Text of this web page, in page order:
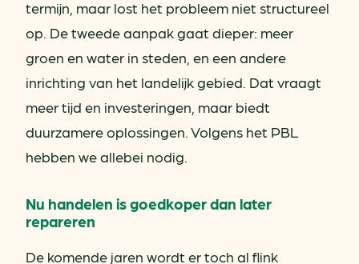
termijn, maar lost het probleem niet structureel
op. De tweede aanpak gaat dieper: meer
groen en water in steden, en een andere
inrichting van het landelijk gebied. Dat vraagt
meer tijd en investeringen, maar biedt
duurzamere oplossingen. Volgens het PBL
hebben we allebei nodig.
Nu handelen is goedkoper dan later
repareren
De komende jaren wordt er toch al flink